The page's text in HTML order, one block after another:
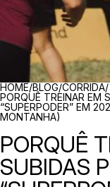
HOME/BLOG/CORRIDA/
PORQUÊ TREINAR EM
“SUPERPODER” EM
MONTANHA)
PORQUÊ
SUBIDAS